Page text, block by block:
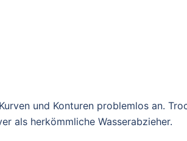
und Konturen problemlos an.
als herkömmliche Wasserabzieher.